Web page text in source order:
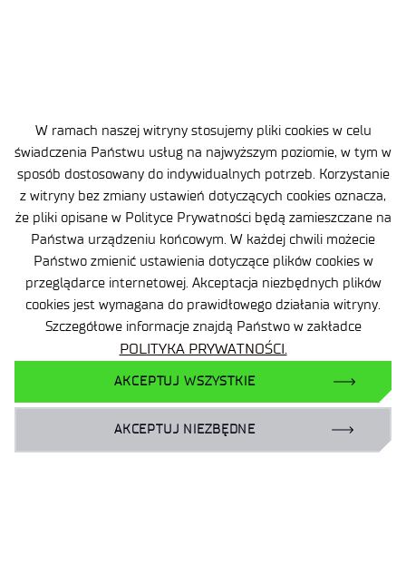
W ramach naszej witryny stosujemy pliki cookies w celu
świadczenia Państwu usług na najwyższym poziomie, w tym w
sposób dostosowany do indywidualnych potrzeb. Korzystanie
z witryny bez zmiany ustawień dotyczących cookies oznacza,
że pliki opisane w Polityce Prywatności będą zamieszczane na
Państwa urządzeniu końcowym. W każdej chwili możecie
Państwo zmienić ustawienia dotyczące plików cookies w
przeglądarce internetowej. Akceptacja niezbędnych plików
cookies jest wymagana do prawidłowego działania witryny.
Szczegółowe informacje znajdą Państwo w zakładce
POLITYKA PRYWATNOŚCI.
AKCEPTUJ WSZYSTKIE
AKCEPTUJ NIEZBĘDNE
Oferta
Centra B+R
Baza Wiedzy
Projekty
Ogrody Doświadczeń
Branżowy Punkt Kontaktowy
Dane osobowe